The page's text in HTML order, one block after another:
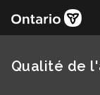
Qualité de